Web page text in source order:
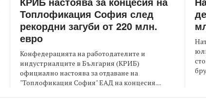
Топлофикация София след
рекордни загуби от 220 млн.
евро
Конфедерацията на работодателите и
индустриалците в България (КРИБ)
официално настоява за отдаване на
"Топлофикация София" ЕАД на концесия....